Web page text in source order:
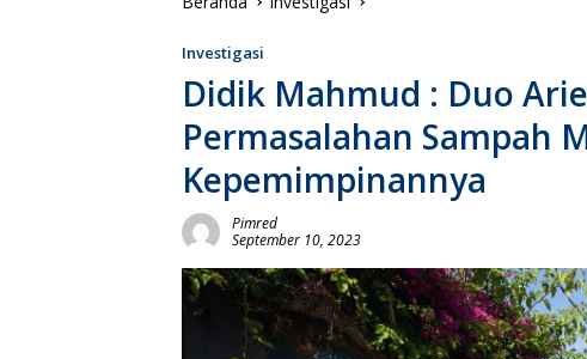
Investigasi
Didik Mahmud : Duo
Permasalahan Sampah
Kepemimpinannya
Pimred
September 10, 2023